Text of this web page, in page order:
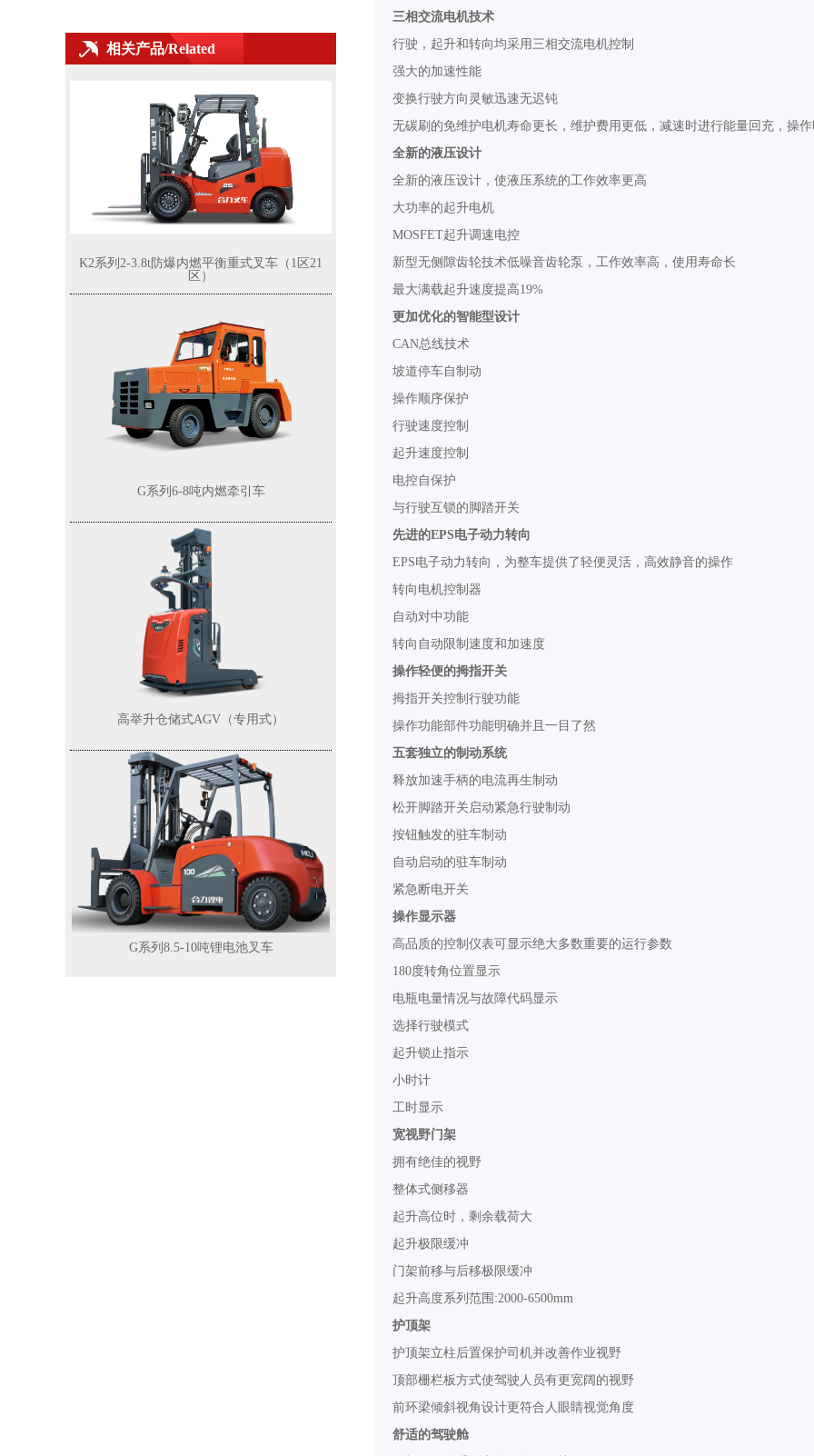
相关产品/Related
G系列8.5-10吨锂电池叉车
K2系列2-3.8t防爆内燃平衡重式叉车（1区21
区）
G系列6-8吨内燃牵引车
高举升仓储式AGV（专用式）
G系列8.5-10吨锂电池叉车
三相交流电机技术
行驶，起升和转向均采用三相交流电机控制
强大的加速性能
变换行驶方向灵敏迅速无迟钝
无碳刷的免维护电机寿命更长，维护费用更低，减速时进行能量回充，操
全新的液压设计
全新的液压设计，使液压系统的工作效率更高
大功率的起升电机
MOSFET起升调速电控
新型无侧隙齿轮技术低噪音齿轮泵，工作效率高，使用寿命长
最大满载起升速度提高19%
更加优化的智能型设计
CAN总线技术
坡道停车自制动
操作顺序保护
行驶速度控制
起升速度控制
电控自保护
与行驶互锁的脚踏开关
先进的EPS电子动力转向
EPS电子动力转向，为整车提供了轻便灵活，高效静音的操作
转向电机控制器
自动对中功能
转向自动限制速度和加速度
操作轻便的拇指开关
拇指开关控制行驶功能
操作功能部件功能明确并且一目了然
五套独立的制动系统
释放加速手柄的电流再生制动
松开脚踏开关启动紧急行驶制动
按钮触发的驻车制动
自动启动的驻车制动
紧急断电开关
操作显示器
高品质的控制仪表可显示绝大多数重要的运行参数
180度转角位置显示
电瓶电量情况与故障代码显示
选择行驶模式
起升锁止指示
小时计
工时显示
宽视野门架
拥有绝佳的视野
整体式侧移器
起升高位时，剩余载荷大
起升极限缓冲
门架前移与后移极限缓冲
起升高度系列范围:2000-6500mm
护顶架
护顶架立柱后置保护司机并改善作业视野
顶部栅栏板方式使驾驶人员有更宽阔的视野
前环梁倾斜视角设计更符合人眼睛视觉角度
舒适的驾驶舱